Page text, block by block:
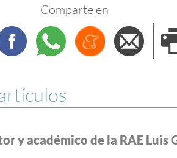
Comparte en
FacebookWhatsappMenéame
y académico de la RAE Luis